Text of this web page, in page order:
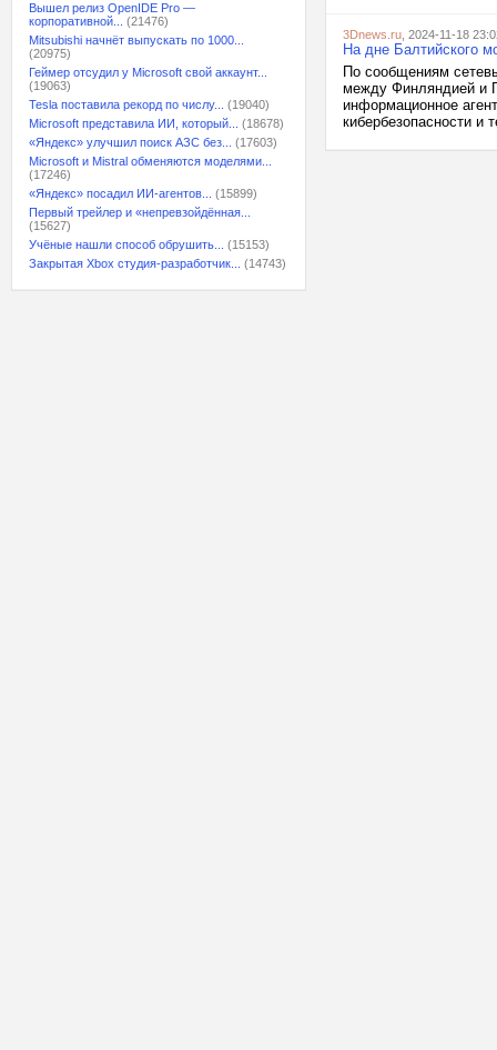
Вышел релиз OpenIDE Pro —
корпоративной...
(21476)
Mitsubishi начнёт выпускать по 1000...
(20975)
Геймер отсудил у Microsoft свой аккаунт...
(19063)
Tesla поставила рекорд по числу...
(19040)
Microsoft представила ИИ, который...
(18678)
«Яндекс» улучшил поиск АЗС без...
(17603)
Microsoft и Mistral обменяются моделями...
(17246)
«Яндекс» посадил ИИ-агентов...
(15899)
Первый трейлер и «непревзойдённая...
(15627)
Учёные нашли способ обрушить...
(15153)
Закрытая Xbox студия-разработчик...
(14743)
3Dnews.ru , 2024-11-18
На дне Балтийского
По сообщениям
между Финляндией и
информационное
кибербезопасности и